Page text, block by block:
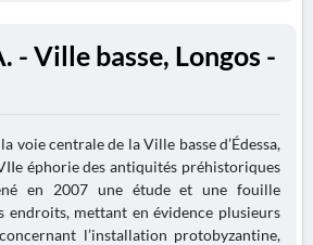
- Ville basse, Longos -
voie centrale de la Ville basse d’Édessa,
éphorie des antiquités préhistoriques
en 2007 une étude et une fouille
endroits, mettant en évidence plusieurs
l’installation protobyzantine,